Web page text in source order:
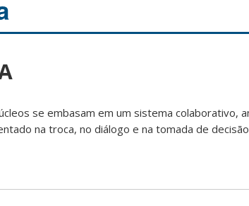
se embasam em um sistema colaborativo,
na troca, no diálogo e na tomada de